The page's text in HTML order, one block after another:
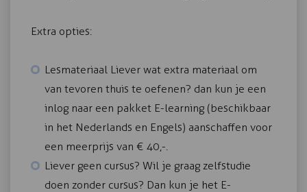
Extra opties:
Lesmateriaal Liever wat extra materiaal om
van tevoren thuis te oefenen? dan kun je een
inlog naar een pakket E-learning (beschikbaar
in het Nederlands en Engels) aanschaffen voor
een meerprijs van € 40,-.
Liever geen cursus? Wil je graag zelfstudie
doen zonder cursus? Dan kun je het E-